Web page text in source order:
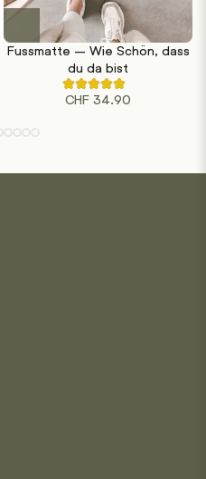
Fussmatte – Wie Schön, dass
du da bist
Rated
4.50
2
CHF 34.90